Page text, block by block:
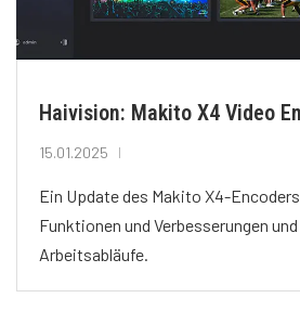
Haivision: Makito X4 Video
15.01.2025
Ein Update des Makito X4-
Funktionen und Verbesserungen
Arbeitsabläufe.